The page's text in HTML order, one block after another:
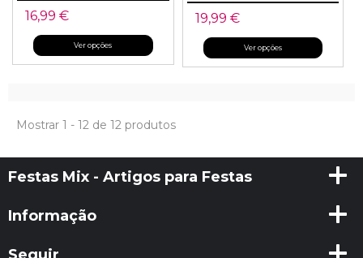
16,99 €
Ver opções
19,99 €
Ver opções
Mostrar 1 - 12 de 12 produtos
Festas Mix - Artigos para Festas
Informação